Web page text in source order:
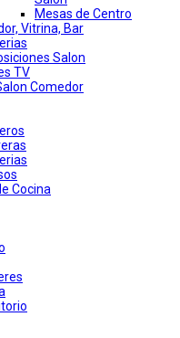
Mesas de Centro
Vitrina, Bar
Salon
TV
Comedor
Cocina